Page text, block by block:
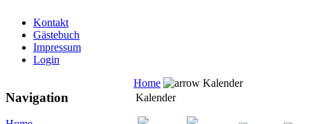
Kontakt
Gästebuch
Impressum
Login
Navigation
Home
Kalender
Kalender